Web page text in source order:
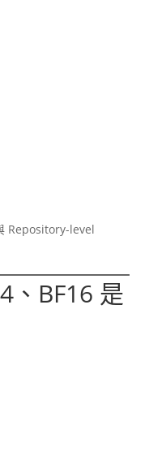
Repository-level
、BF16 是